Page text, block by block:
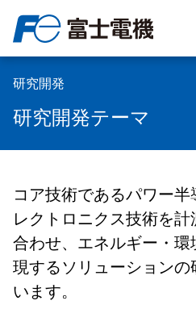
研究開発
研究開発テーマ
コア技術であるパワー
レクトロニクス技術を
合わせ、エネルギー・
現するソリューションの
います。